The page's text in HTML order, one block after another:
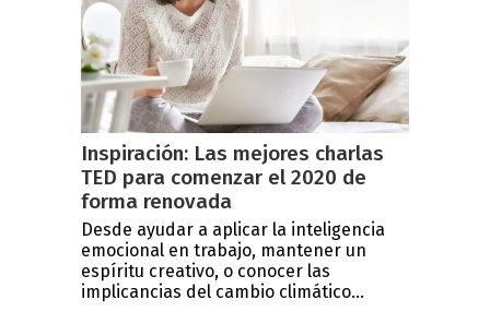
Inspiración: Las mejores charlas
TED para comenzar el 2020 de
forma renovada
Desde ayudar a aplicar la inteligencia
emocional en trabajo, mantener un
espíritu creativo, o conocer las
implicancias del cambio climático...